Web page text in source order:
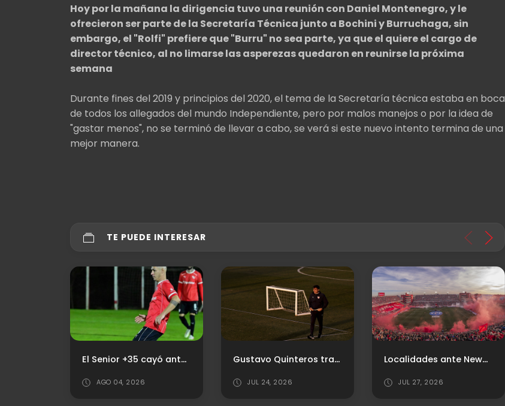
Hoy por la mañana la dirigencia tuvo una reunión con Daniel Montenegro, y le
ofrecieron ser parte de la Secretaría Técnica junto a Bochini y Burruchaga, sin
embargo, el "Rolfi" prefiere que "Burru" no sea parte, ya que el quiere el cargo de
director técnico, al no limarse las asperezas quedaron en reunirse la próxima
semana
Durante fines del 2019 y principios del 2020, el tema de la Secretaría técnica estaba en boca
de todos los allegados del mundo Independiente, pero por malos manejos o por la idea de
"gastar menos", no se terminó de llevar a cabo, se verá si este nuevo intento termina de una
mejor manera.
TE PUEDE INTERESAR
El Senior +35 cayó ante Tigre en un duelo intenso
AGO 04, 2026
Gustavo Quinteros trabaja en el equipo: ¿Cuál será el XI para el debut?
JUL 24, 2026
Localidades ante Newell's
JUL 27, 2026